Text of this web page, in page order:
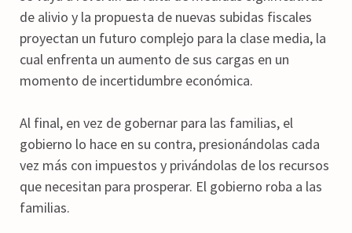
de alivio y la propuesta de nuevas subidas fiscales
proyectan un futuro complejo para la clase media, la
cual enfrenta un aumento de sus cargas en un
momento de incertidumbre económica.
Al final, en vez de gobernar para las familias, el
gobierno lo hace en su contra, presionándolas cada
vez más con impuestos y privándolas de los recursos
que necesitan para prosperar. El gobierno roba a las
familias.